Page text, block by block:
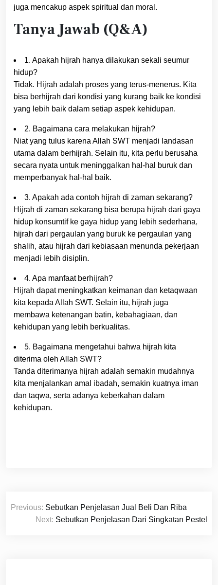
juga mencakup aspek spiritual dan moral.
Tanya Jawab (Q&A)
1. Apakah hijrah hanya dilakukan sekali seumur
hidup?
Tidak. Hijrah adalah proses yang terus-menerus. Kita
bisa berhijrah dari kondisi yang kurang baik ke kondisi
yang lebih baik dalam setiap aspek kehidupan.
2. Bagaimana cara melakukan hijrah?
Niat yang tulus karena Allah SWT menjadi landasan
utama dalam berhijrah. Selain itu, kita perlu berusaha
secara nyata untuk meninggalkan hal-hal buruk dan
memperbanyak hal-hal baik.
3. Apakah ada contoh hijrah di zaman sekarang?
Hijrah di zaman sekarang bisa berupa hijrah dari gaya
hidup konsumtif ke gaya hidup yang lebih sederhana,
hijrah dari pergaulan yang buruk ke pergaulan yang
shalih, atau hijrah dari kebiasaan menunda pekerjaan
menjadi lebih disiplin.
4. Apa manfaat berhijrah?
Hijrah dapat meningkatkan keimanan dan ketaqwaan
kita kepada Allah SWT. Selain itu, hijrah juga
membawa ketenangan batin, kebahagiaan, dan
kehidupan yang lebih berkualitas.
5. Bagaimana mengetahui bahwa hijrah kita
diterima oleh Allah SWT?
Tanda diterimanya hijrah adalah semakin mudahnya
kita menjalankan amal ibadah, semakin kuatnya iman
dan taqwa, serta adanya keberkahan dalam
kehidupan.
Navigasi
Previous: Sebutkan Penjelasan Jual Beli Dan Riba
Next: Sebutkan Penjelasan Dari Singkatan Pestel